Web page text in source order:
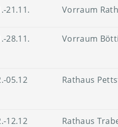
21.11. Vorraum
28.11. Vorraum
05.12 Rathaus
12.12 Rathaus